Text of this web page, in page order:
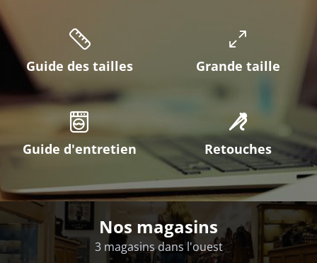
Guide des tailles Grande taille
Guide d'entretien Retouches
Nos magasins
3 magasins dans l'ouest